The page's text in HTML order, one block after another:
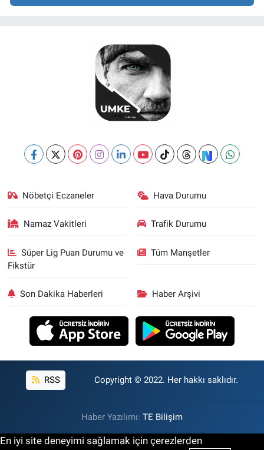
Nöbetçi Eczaneler Hava Durumu
Namaz Vakitleri Trafik Durumu
Süper Lig Puan Durumu ve
Fikstür
Tüm Manşetler
Son Dakika Haberleri Haber Arşivi
RSS Copyright © 2022. Her hakkı saklıdır.
Haber Yazılımı: TE Bilişim
En iyi site deneyimi sağlamak için çerezlerden